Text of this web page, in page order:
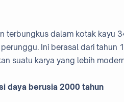
terbungkus dalam kotak kayu
Ini berasal dari
suatu karya yang lebih
daya berusia 2000 tahun